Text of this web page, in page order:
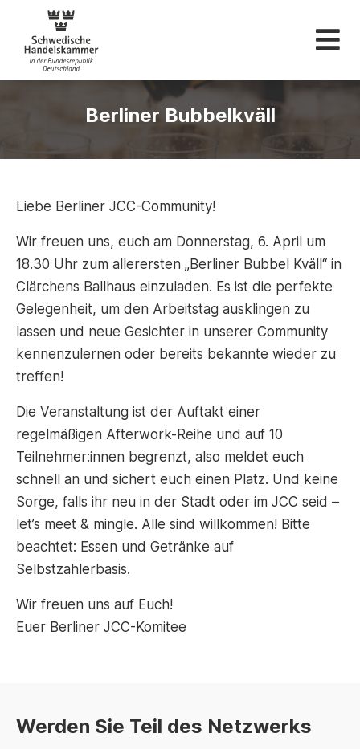
Schwedische
Berliner Bubbelkväll
Liebe Berliner JCC-Community!
Wir freuen uns, euch am Donnerstag, 6. April um
18.30 Uhr zum allerersten „Berliner Bubbel Kväll“ in
Clärchens Ballhaus einzuladen. Es ist die perfekte
Gelegenheit, um den Arbeitstag ausklingen zu
lassen und neue Gesichter in unserer Community
kennenzulernen oder bereits bekannte wieder zu
treffen!
Die Veranstaltung ist der Auftakt einer
regelmäßigen Afterwork-Reihe und auf 10
Teilnehmer:innen begrenzt, also meldet euch
schnell an und sichert euch einen Platz. Und keine
Sorge, falls ihr neu in der Stadt oder im JCC seid –
let’s meet & mingle. Alle sind willkommen! Bitte
beachtet: Essen und Getränke auf
Selbstzahlerbasis.
Wir freuen uns auf Euch!
Euer Berliner JCC-Komitee
Werden Sie Teil des Netzwerks